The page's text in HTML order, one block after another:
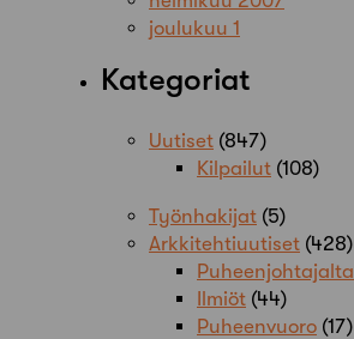
joulukuu 1
Kategoriat
Uutiset (847)
Kilpailut (108)
Työnhakijat (5)
Arkkitehtiuutiset (428)
Puheenjohtajalta
Ilmiöt (44)
Puheenvuoro (17)